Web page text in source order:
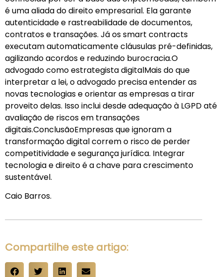
é uma aliada do direito empresarial. Ela garante
autenticidade e rastreabilidade de documentos,
contratos e transações. Já os smart contracts
executam automaticamente cláusulas pré-definidas,
agilizando acordos e reduzindo burocracia.O
advogado como estrategista digitalMais do que
interpretar a lei, o advogado precisa entender as
novas tecnologias e orientar as empresas a tirar
proveito delas. Isso inclui desde adequação à LGPD até
avaliação de riscos em transações
digitais.ConclusãoEmpresas que ignoram a
transformação digital correm o risco de perder
competitividade e segurança jurídica. Integrar
tecnologia e direito é a chave para crescimento
sustentável.
Caio Barros.
Compartilhe este artigo: